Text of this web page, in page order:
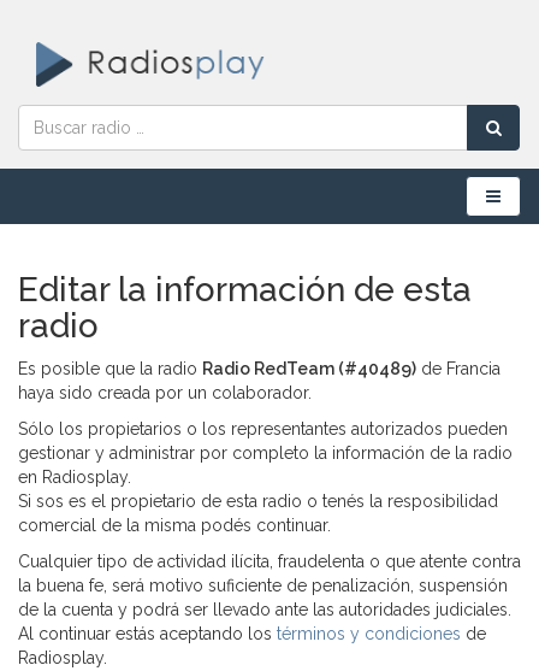
Menú
Editar la información de esta
radio
Es posible que la radio Radio RedTeam (#40489) de Francia
haya sido creada por un colaborador.
Sólo los propietarios o los representantes autorizados pueden
gestionar y administrar por completo la información de la radio
en Radiosplay.
Si sos es el propietario de esta radio o tenés la resposibilidad
comercial de la misma podés continuar.
Cualquier tipo de actividad ilícita, fraudelenta o que atente contra
la buena fe, será motivo suficiente de penalización, suspensión
de la cuenta y podrá ser llevado ante las autoridades judiciales.
Al continuar estás aceptando los términos y condiciones de
Radiosplay.